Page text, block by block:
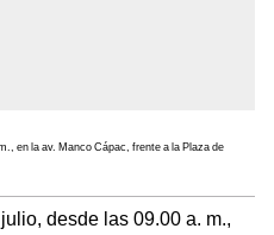
en la av. Manco Cápac, frente a la Plaza de
desde las 09.00 a. m.,